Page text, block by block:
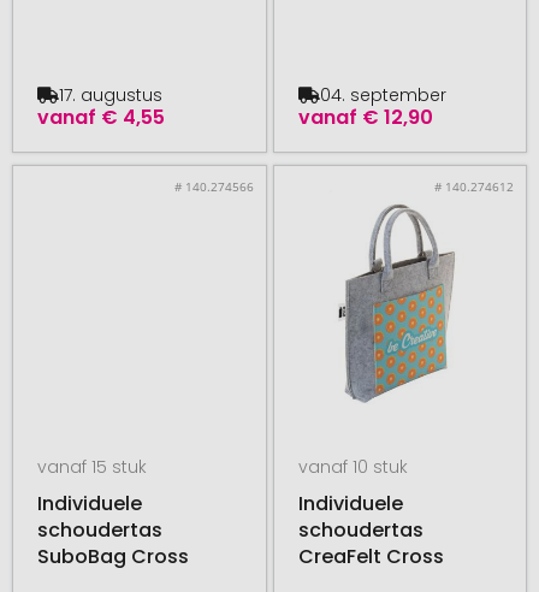
vanaf € 4,55
17. augustus
vanaf € 12,90
04. september
# 140.274566
vanaf 15 stuk
Individuele
schoudertas
SuboBag Cross
# 140.274612
vanaf 10 stuk
Individuele
schoudertas
CreaFelt Cross